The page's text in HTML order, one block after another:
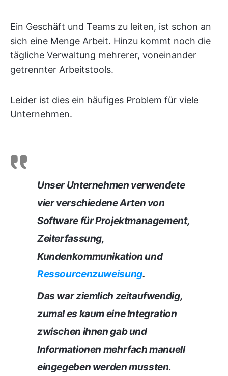
Ein Geschäft und Teams zu leiten, ist schon an
sich eine Menge Arbeit. Hinzu kommt noch die
tägliche Verwaltung mehrerer, voneinander
getrennter Arbeitstools.
Leider ist dies ein häufiges Problem für viele
Unternehmen.
Unser Unternehmen verwendete
vier verschiedene Arten von
Software für Projektmanagement,
Zeiterfassung,
Kundenkommunikation und
Ressourcenzuweisung.
Das war ziemlich zeitaufwendig,
zumal es kaum eine Integration
zwischen ihnen gab und
Informationen mehrfach manuell
eingegeben werden mussten.